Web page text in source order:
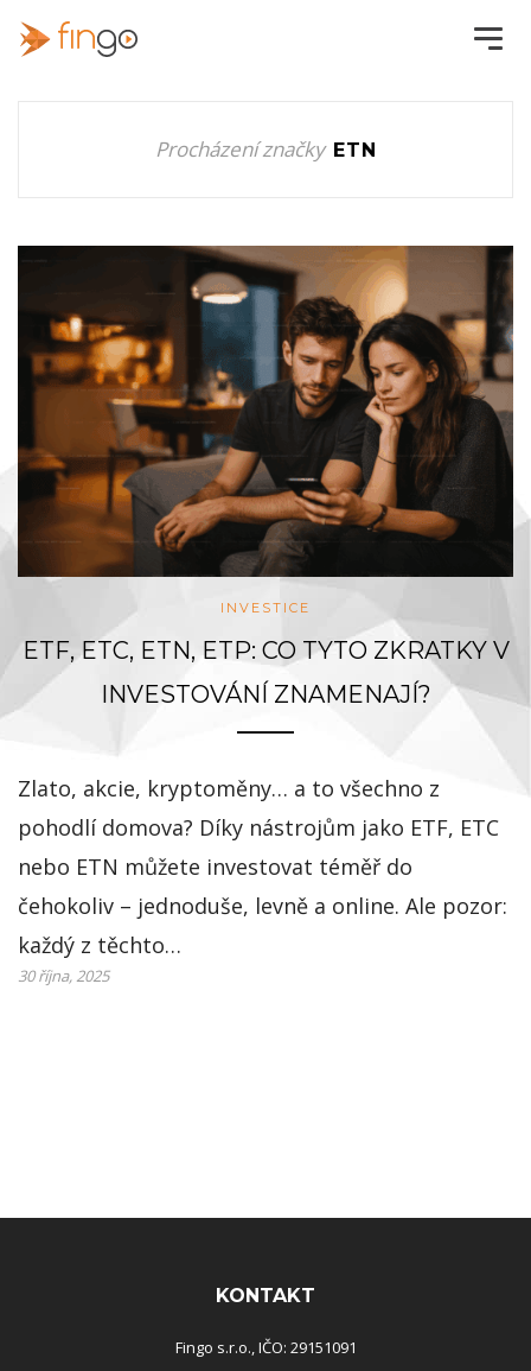
Procházení značky ETN
INVESTICE
ETF, ETC, ETN, ETP: CO TYTO ZKRATKY V
INVESTOVÁNÍ ZNAMENAJÍ?
Zlato, akcie, kryptoměny… a to všechno z
pohodlí domova? Díky nástrojům jako ETF, ETC
nebo ETN můžete investovat téměř do
čehokoliv – jednoduše, levně a online. Ale pozor:
každý z těchto…
30 října, 2025
KONTAKT
Fingo s.r.o., IČO: 29151091